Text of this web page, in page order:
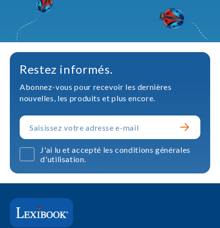
Restez informés.
Abonnez-vous pour recevoir les dernières
nouvelles, les produits et plus encore.
J'ai lu et accepté les conditions générales
d'utilisation.